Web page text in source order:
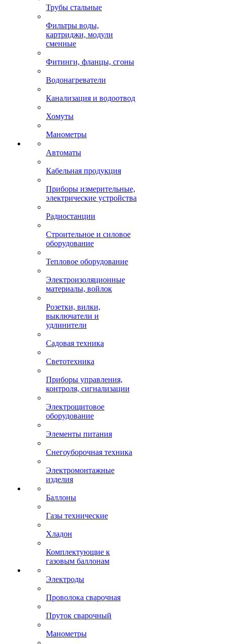
Трубы стальные
Фильтры воды,
картриджи, модули
сменные
Фитинги, фланцы, сгоны
Водонагреватели
Канализация и водоотвод
Хомуты
Манометры
Автоматы
Кабельная продукция
Приборы измерительные,
электрические устройства
Радиостанции
Строительное и силовое
оборудование
Тепловое оборудование
Электроизоляционные
материалы, войлок
Розетки, вилки,
выключатели и
удлинители
Садовая техника
Светотехника
Приборы управления,
контроля, сигнализации
Электрощитовое
оборудование
Элементы питания
Снегоуборочная техника
Электромонтажные
изделия
Баллоны
Газы технические
Хладон
Комплектующие к
газовым баллонам
Электроды
Проволока сварочная
Пруток сварочный
Манометры